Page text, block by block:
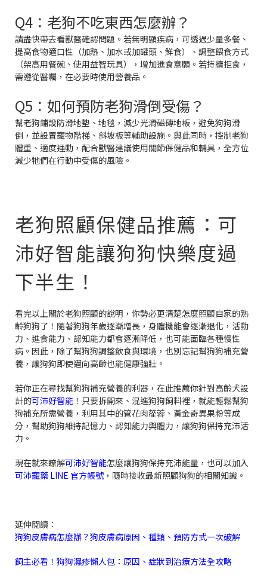
Q4：老狗不吃東西怎麼辦？
請盡快帶去看獸醫確認問題。若無明顯疾病，可透過少量多餐、
提高食物適口性（加熱、加水或加罐頭、鮮食）、調整餵食方式
（架高用餐碗、使用益智玩具），增加進食意願。若持續拒食，
需遵從醫囑，在必要時使用營養品。
Q5：如何預防老狗滑倒受傷？
幫老狗鋪設防滑地墊、地毯，減少光滑磁磚地板，避免狗狗滑
倒，並設置寵物階梯、斜坡板等輔助設施。與此同時，控制老狗
體重、適度運動，配合獸醫建議使用關節保健品和輔具，全方位
減少牠們在行動中受傷的風險。
老狗照顧保健品推薦：可
沛好智能讓狗狗快樂度過
下半生！
看完以上關於老狗照顧的說明，你勢必更清楚怎麼照顧自家的熟
齡狗狗了！隨著狗狗年歲逐漸增長，身體機能會逐漸退化，活動
力、進食能力、認知能力都會逐漸降低，也可能面臨各種慢性
病。因此，除了幫狗狗調整飲食與環境，也別忘記幫狗狗補充營
養，讓狗狗即使邁向高齡也能健康強壯。
若你正在尋找幫狗狗補充營養的利器，在此推薦你針對高齡犬設
計的可沛好智能 ！只要拆開來、混進狗狗飼料裡，就能輕鬆幫狗
狗補充所需營養，利用其中的管花肉蓯蓉、黃金奇異果粉等成
分，幫助狗狗維持記憶力、認知能力與體力，讓狗狗保持充沛活
力。
現在就來瞭解可沛好智能怎麼讓狗狗保持充沛能量，也可以加入
可沛寵藥 LINE 官方帳號，隨時接收最新照顧狗狗的相關知識。
延伸閱讀：
狗狗皮膚病怎麼辦？狗皮膚病原因、種類、預防方式一次破解
飼主必看！狗狗濕疹懶人包：原因、症狀到治療方法全攻略